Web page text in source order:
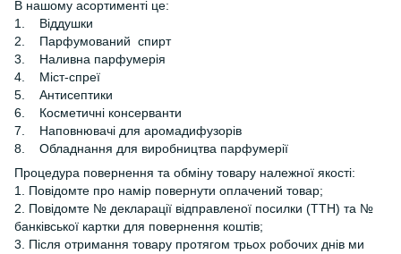
В нашому асортименті це:
1. Віддушки
2. Парфумований спирт
3. Наливна парфумерія
4. Міст-спреї
5. Антисептики
6. Косметичні консерванти
7. Наповнювачі для аромадифузорів
8. Обладнання для виробництва парфумерії
Процедура повернення та обміну товару належної якості:
1. Повідомте про намір повернути оплачений товар;
2. Повідомте № декларації відправленої посилки (ТТН) та №
банківської картки для повернення коштів;
3. Після отримання товару протягом трьох робочих днів ми